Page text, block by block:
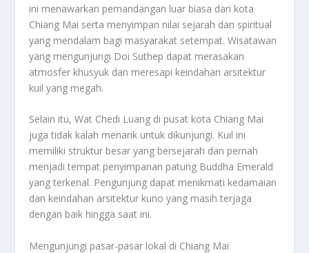
ini menawarkan pemandangan luar biasa dari kota
Chiang Mai serta menyimpan nilai sejarah dan spiritual
yang mendalam bagi masyarakat setempat. Wisatawan
yang mengunjungi Doi Suthep dapat merasakan
atmosfer khusyuk dan meresapi keindahan arsitektur
kuil yang megah.
Selain itu, Wat Chedi Luang di pusat kota Chiang Mai
juga tidak kalah menarik untuk dikunjungi. Kuil ini
memiliki struktur besar yang bersejarah dan pernah
menjadi tempat penyimpanan patung Buddha Emerald
yang terkenal. Pengunjung dapat menikmati kedamaian
dan keindahan arsitektur kuno yang masih terjaga
dengan baik hingga saat ini.
Mengunjungi pasar-pasar lokal di Chiang Mai